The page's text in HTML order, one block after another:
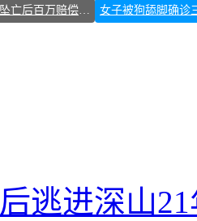
丈夫坠亡后百万赔偿款妻女仅得3万
逃进深山